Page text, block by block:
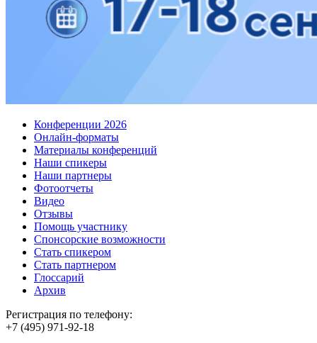
Конференции 2026
Онлайн-форматы
Материалы конференций
Наши спикеры
Наши партнеры
Фотоотчеты
Видео
Отзывы
Помощь участнику
Спонсорские возможности
Стать спикером
Стать партнером
Глоссарий
Архив
Регистрация по телефону:
+7 (495) 971-92-18